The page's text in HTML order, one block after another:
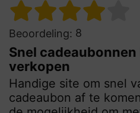
Beoordeling: 8
Snel cadeaubonnen
verkopen
Handige site om snel
cadeaubon af te